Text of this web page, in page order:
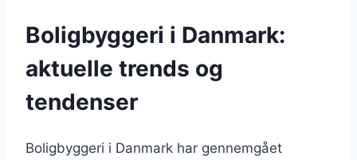
Boligbyggeri i Danmark:
aktuelle trends og
tendenser
Boligbyggeri i Danmark har gennemgået